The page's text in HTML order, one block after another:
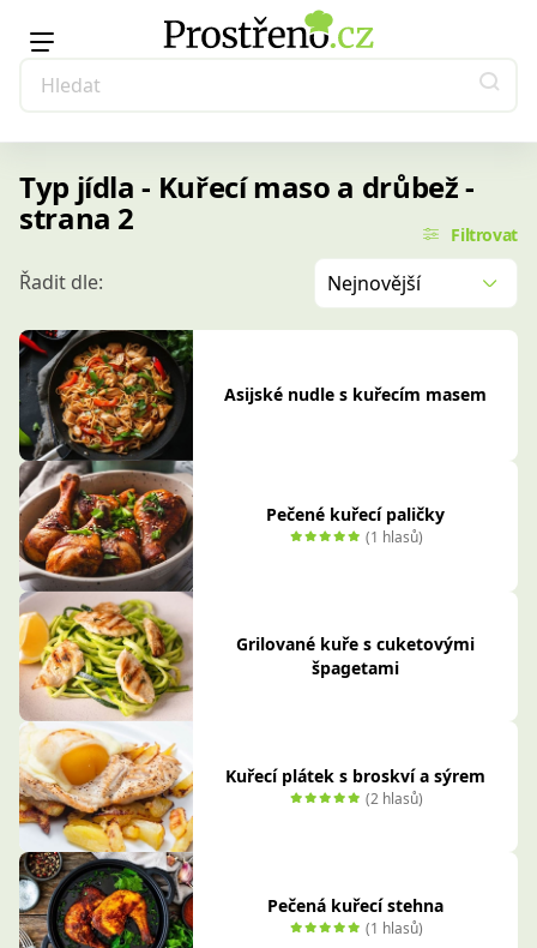
Typ jídla - Kuřecí maso a drůbež -
strana 2 Filtrovat
Řadit dle: Nejnovější
Asijské nudle s kuřecím masem
Pečené kuřecí paličky
(1 hlasů)
Grilované kuře s cuketovými
špagetami
Kuřecí plátek s broskví a sýrem
(2 hlasů)
Pečená kuřecí stehna
(1 hlasů)